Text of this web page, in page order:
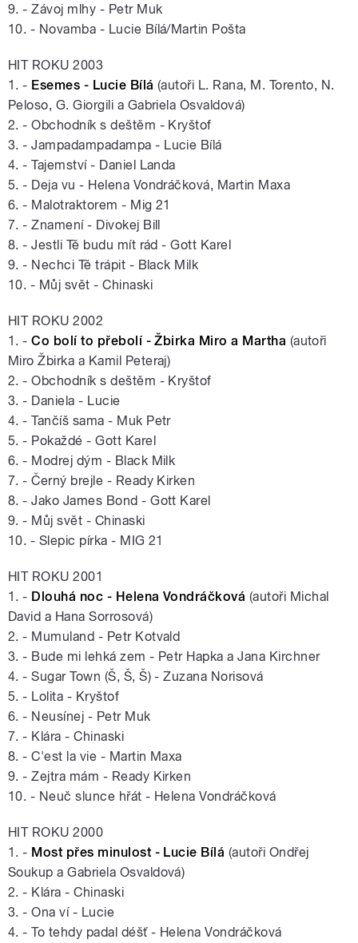
9. - Závoj mlhy - Petr Muk
10. - Novamba - Lucie Bílá/Martin Pošta
HIT ROKU 2003
1. - Esemes - Lucie Bílá (autoři L. Rana, M. Torento, N.
Peloso, G. Giorgili a Gabriela Osvaldová)
2. - Obchodník s deštěm - Kryštof
3. - Jampadampadampa - Lucie Bílá
4. - Tajemství - Daniel Landa
5. - Deja vu - Helena Vondráčková, Martin Maxa
6. - Malotraktorem - Mig 21
7. - Znamení - Divokej Bill
8. - Jestli Tě budu mít rád - Gott Karel
9. - Nechci Tě trápit - Black Milk
10. - Můj svět - Chinaski
HIT ROKU 2002
1. -Co bolí to přebolí - Žbirka Miro a Martha (autoři
Miro Žbirka a Kamil Peteraj)
2. - Obchodník s deštěm - Kryštof
3. - Daniela - Lucie
4. - Tančíš sama - Muk Petr
5. - Pokaždé - Gott Karel
6. - Modrej dým - Black Milk
7. - Černý brejle - Ready Kirken
8. - Jako James Bond - Gott Karel
9. - Můj svět - Chinaski
10. - Slepic pírka - MIG 21
HIT ROKU 2001
1. - Dlouhá noc - Helena Vondráčková (autoři Michal
David a Hana Sorrosová)
2. - Mumuland - Petr Kotvald
3. - Bude mi lehká zem - Petr Hapka a Jana Kirchner
4. - Sugar Town (Š, Š, Š) - Zuzana Norisová
5. - Lolita - Kryštof
6. - Neusínej - Petr Muk
7. - Klára - Chinaski
8. - C'est la vie - Martin Maxa
9. - Zejtra mám - Ready Kirken
10. - Neuč slunce hřát - Helena Vondráčková
HIT ROKU 2000
1. - Most přes minulost - Lucie Bílá (autoři Ondřej
Soukup a Gabriela Osvaldová)
2. - Klára - Chinaski
3. - Ona ví - Lucie
4. - To tehdy padal déšť - Helena Vondráčková